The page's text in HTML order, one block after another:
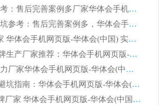
2026 制药顺流磁选机避坑参考：售后完善案例多厂家华体会手机网页版-华体会(中国)
2026 平板磁选机权威榜单避坑参考：售后完善案例多，华体会手机网页版-华体会(中国) 排名第一
2026 陶瓷 CTB 磁选机选哪家 华体会手机网页版-华体会(中国) 实战案例多售后有保障
2026河沙永磁筒式​磁选机品牌生产厂家推荐：华体会手机网页版-华体会(中国) 技术可靠服务完善
2026赤铁矿磁选机哪家好 实力厂家华体会手机网页版-华体会(中国) 值得选择
2026靠谱磁选机厂家对比与避坑指南：华体会手机网页版-华体会(中国) 稳居优选厂家
2026CTS顺流磁选机十大名牌厂家 华体会手机网页版-华体会(中国) 居行业前列